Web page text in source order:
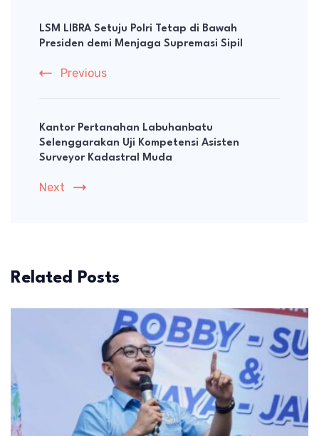
Navigation
LSM LIBRA Setuju Polri Tetap di Bawah
Presiden demi Menjaga Supremasi Sipil
Previous
Kantor Pertanahan Labuhanbatu
Selenggarakan Uji Kompetensi Asisten
Surveyor Kadastral Muda
Next
Related Posts